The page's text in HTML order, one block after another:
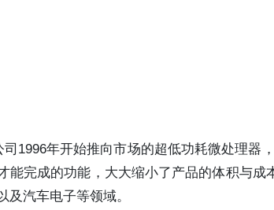
司1996年开始推向市场的超低功耗微处理
能完成的功能，大大缩小了产品的体积与
及汽车电子等领域。